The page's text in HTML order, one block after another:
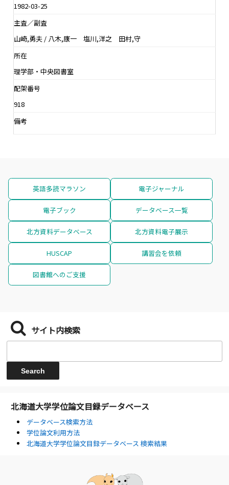
1982-03-25
主査／副査
山崎,勇夫 / 八木,康一 塩川,洋之 田村,守
所在
理学部・中央図書室
配架番号
918
備考
英語多読マラソン 電子ジャーナル
電子ブック データベース一覧
北方資料データベース 北方資料電子展示
HUSCAP 講習会を依頼
図書館へのご支援
サイト内検索
北海道大学学位論文目録データベース
データベース検索方法
学位論文利用方法
北海道大学学位論文目録データベース 検索結果